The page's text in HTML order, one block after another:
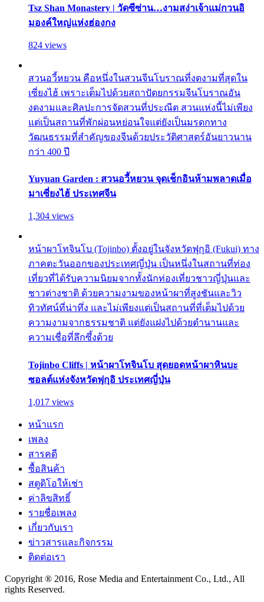
Tsz Shan Monastery | วัดซีซ่าน…งามสง่าเจ้าแม่กวนอิ
มองค์ใหญ่แห่งฮ่องกง
824 views
สวนอวี้หยวน คือหนึ่งในสวนจีนโบราณที่งดงามที่สุดใน
เซี่ยงไฮ้ เพราะเต็มไปด้วยสถาปัตยกรรมจีนโบราณอัน
งดงามและศิลปะการจัดสวนที่ประณีต สวนแห่งนี้ไม่เพียง
แต่เป็นสถานที่พักผ่อนหย่อนใจแต่ยังเป็นมรดกทาง
วัฒนธรรมที่สำคัญของจีนด้วยประวัติศาสตร์อันยาวนาน
กว่า 400 ปี
Yuyuan Garden : สวนอวี้หยวน จุดเช็กอินห้ามพลาดเมื่อ
มาเซี่ยงไฮ้ ประเทศจีน
1,304 views
หน้าผาโทจินโบ (Tojinbo) ตั้งอยู่ในจังหวัดฟุกุอิ (Fukui) ทาง
ภาคตะวันออกของประเทศญี่ปุ่น เป็นหนึ่งในสถานที่ท่อง
เที่ยวที่ได้รับความนิยมจากทั้งนักท่องเที่ยวชาวญี่ปุ่นและ
ชาวต่างชาติ ด้วยความงามของหน้าผาที่สูงชันและวิว
ทิวทัศน์ที่น่าทึ่ง และไม่เพียงแต่เป็นสถานที่ที่เต็มไปด้วย
ความงามจากธรรมชาติ แต่ยังแฝงไปด้วยตำนานและ
ความเชื่อที่ลึกซึ้งด้วย
Tojinbo Cliffs | หน้าผาโทจินโบ สุดยอดหน้าผาหินบะ
ซอลต์แห่งจังหวัดฟุกุอิ ประเทศญี่ปุ่น
1,017 views
หน้าแรก
เพลง
สารคดี
ซื้อสินค้า
สตูดิโอให้เช่า
ค่าลิขสิทธิ์
รายชื่อเพลง
เกี่ยวกับเรา
ข่าวสารและกิจกรรม
ติดต่อเรา
Copyright ® 2016, Rose Media and Entertainment Co., Ltd., All
rights Reserved.